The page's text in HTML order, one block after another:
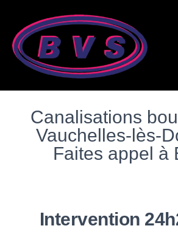
Canalisations
Vauchelles-lès-
Faites appel à
Intervention